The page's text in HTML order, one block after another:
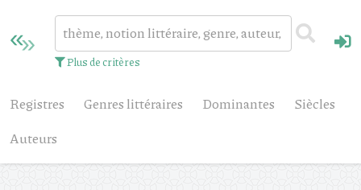
Plus de critères
Registres Genres littéraires Dominantes
Siècles
Auteurs